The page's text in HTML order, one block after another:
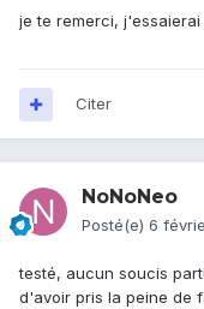
je te remerci,
Citer
NoNoNeo
Posté(e) 6
testé, aucun soucis
d'avoir pris la peine de